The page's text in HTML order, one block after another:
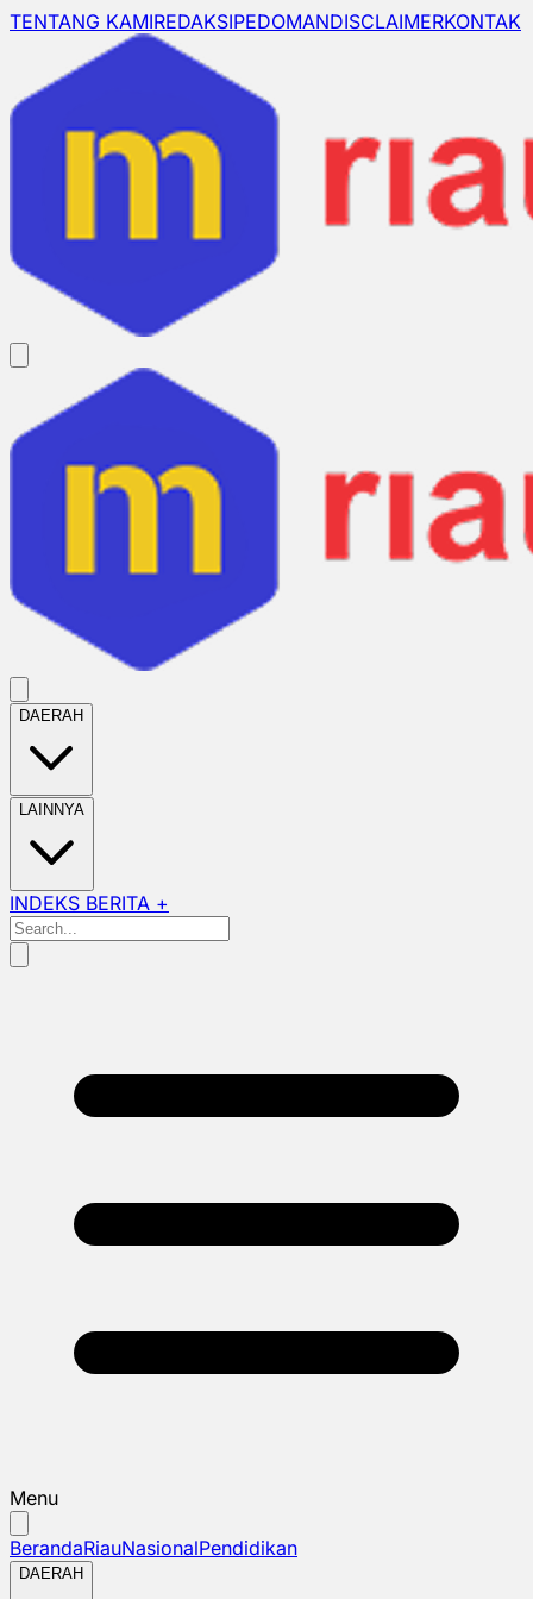
TENTANG KAMIREDAKSIPEDOMANDISCLAIMERKONTAK
DAERAH
LAINNYA
INDEKS BERITA +
Menu
BerandaRiauNasionalPendidikan
DAERAH